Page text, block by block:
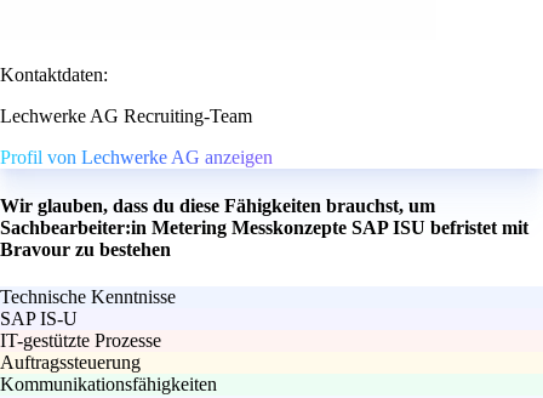
Kontaktdaten:
Lechwerke AG Recruiting-Team
Profil von Lechwerke AG anzeigen
Wir glauben, dass du diese Fähigkeiten brauchst, um
Sachbearbeiter:in Metering Messkonzepte SAP ISU befristet mit
Bravour zu bestehen
Technische Kenntnisse
SAP IS-U
IT-gestützte Prozesse
Auftragssteuerung
Kommunikationsfähigkeiten